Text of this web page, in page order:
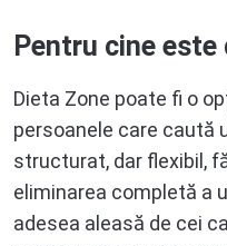
Pentru cine este
Dieta Zone poate fi o
persoanele care caută
structurat, dar flexibil,
eliminarea completă a
adesea aleasă de cei